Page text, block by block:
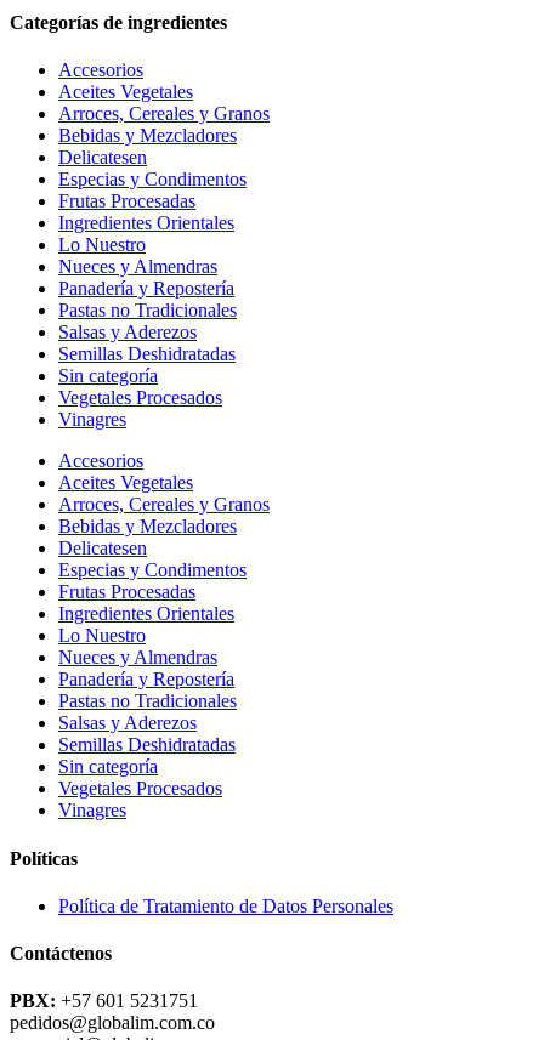
Categorías de ingredientes
Accesorios
Aceites Vegetales
Arroces, Cereales y Granos
Bebidas y Mezcladores
Delicatesen
Especias y Condimentos
Frutas Procesadas
Ingredientes Orientales
Lo Nuestro
Nueces y Almendras
Panadería y Repostería
Pastas no Tradicionales
Salsas y Aderezos
Semillas Deshidratadas
Sin categoría
Vegetales Procesados
Vinagres
Accesorios
Aceites Vegetales
Arroces, Cereales y Granos
Bebidas y Mezcladores
Delicatesen
Especias y Condimentos
Frutas Procesadas
Ingredientes Orientales
Lo Nuestro
Nueces y Almendras
Panadería y Repostería
Pastas no Tradicionales
Salsas y Aderezos
Semillas Deshidratadas
Sin categoría
Vegetales Procesados
Vinagres
Políticas
Política de Tratamiento de Datos Personales
Contáctenos
PBX: +57 601 5231751
pedidos@globalim.com.co